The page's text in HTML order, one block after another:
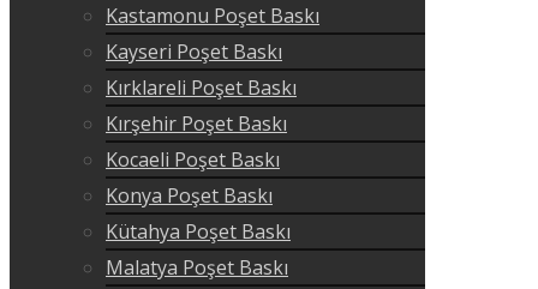
Kastamonu Poşet Baskı
Kayseri Poşet Baskı
Kırklareli Poşet Baskı
Kırşehir Poşet Baskı
Kocaeli Poşet Baskı
Konya Poşet Baskı
Kütahya Poşet Baskı
Malatya Poşet Baskı